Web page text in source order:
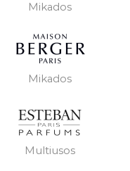
Mikados
Mikados
Multiusos